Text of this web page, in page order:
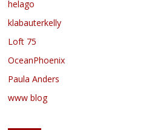
helago
klabauterkelly
Loft 75
OceanPhoenix
Paula Anders
www blog